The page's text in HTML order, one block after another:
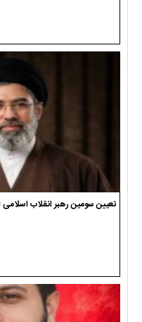
تعیین سومین رهبر انقلاب